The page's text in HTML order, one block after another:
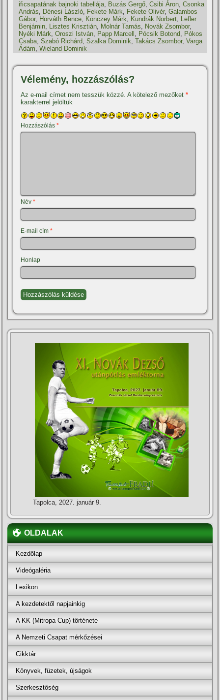
ificsapatának bajnoki tabellája, Buzás Gergő,Csibi Áron,Csonka
András, Dénesi László, Fekete Márk, Fekete Olivér,Galambos
Gábor, Horváth Bence, Könczey Márk, Kundrák Norbert, Lefler
Benjámin, Lisztes Krisztián, Molnár Tamás, Novák Zsombor,
Nyéki Márk,Oroszi István, Papp Marcell , Pócsik Botond, Pókos
Csaba,Szabó Richárd,Szalka Dominik,Takács Zsombor,Varga
Ádám,Wieland Dominik
Vélemény, hozzászólás?
Az e-mail címet nem tesszük közzé. A kötelező mezőket*
karakterrel jelöltük
Hozzászólás*
Név*
E-mail cím*
Honlap
Tapolca, 2027. január 9.
OLDALAK
Kezdőlap
Videógaléria
Lexikon
A kezdetektől napjainkig
A KK (Mitropa Cup) története
A Nemzeti Csapat mérkőzései
Cikktár
Könyvek, füzetek, újságok
Szerkesztőség